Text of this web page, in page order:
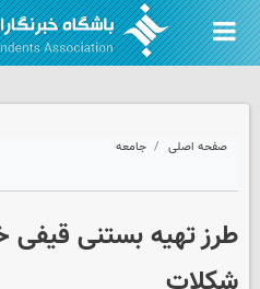
صفحه اصلی جامعه
طرز تهیه بستنی قیفی